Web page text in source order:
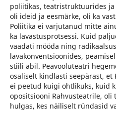
poliitikas, teatristruktuurides
oli ideid ja eesmärke, oli ka
Poliitika ei varjutanud mitte
ka lavastusprotsessi. Kuid
vaadati mööda ning
lavakonventsioonides,
stiili abil. Peavooluteatri
osaliselt kindlasti seepärast, et
ei peetud kuigi ohtlikuks, kuid
opositsiooni Rahvusteatrile, oli
hulgas, kes näiliselt ründasid